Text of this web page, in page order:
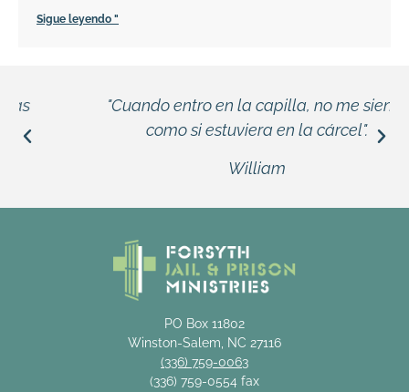
Sigue leyendo "
"Cuando entro en la capilla, no me siento
como si estuviera en la cárcel".
William
PO Box 11802
Winston-Salem, NC 27116
(336) 759-0063
(336) 759-0554 fax